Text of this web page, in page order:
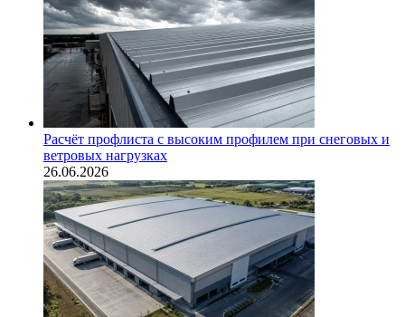
Расчёт профлиста с высоким профилем при снеговых и
ветровых нагрузках
26.06.2026